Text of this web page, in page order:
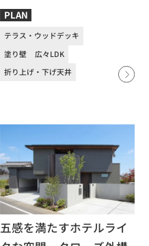
PLAN
テラス・ウッドデッキ
塗り壁
広々LDK
折り上げ・下げ天井
五感を満たすホテルライ